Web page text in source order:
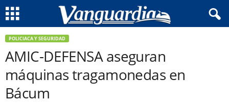
POLICIACA Y SEGURIDAD
AMIC-DEFENSA aseguran
máquinas tragamonedas en
Bácum